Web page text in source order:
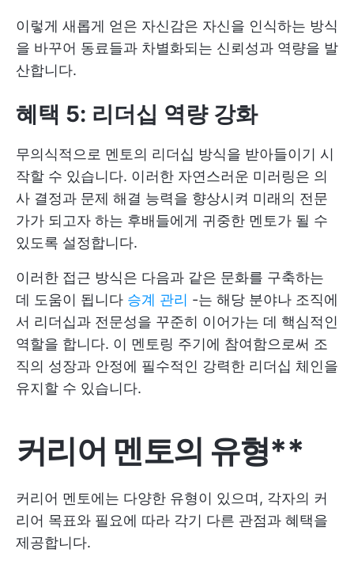
이렇게 새롭게 얻은 자신감은 자신을 인식하는 방식
을 바꾸어 동료들과 차별화되는 신뢰성과 역량을 발
산합니다.
혜택 5: 리더십 역량 강화
무의식적으로 멘토의 리더십 방식을 받아들이기 시
작할 수 있습니다. 이러한 자연스러운 미러링은 의
사 결정과 문제 해결 능력을 향상시켜 미래의 전문
가가 되고자 하는 후배들에게 귀중한 멘토가 될 수
있도록 설정합니다.
이러한 접근 방식은 다음과 같은 문화를 구축하는
데 도움이 됩니다 승계 관리 -는 해당 분야나 조직에
서 리더십과 전문성을 꾸준히 이어가는 데 핵심적인
역할을 합니다. 이 멘토링 주기에 참여함으로써 조
직의 성장과 안정에 필수적인 강력한 리더십 체인을
유지할 수 있습니다.
커리어 멘토의 유형**
커리어 멘토에는 다양한 유형이 있으며, 각자의 커
리어 목표와 필요에 따라 각기 다른 관점과 혜택을
제공합니다.